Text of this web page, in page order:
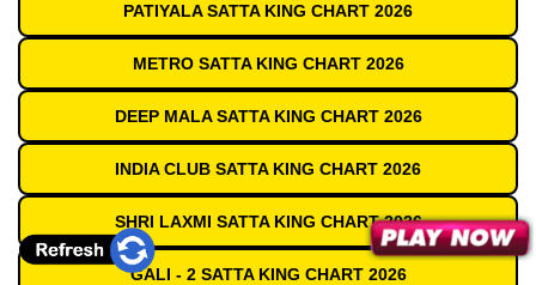
PATIYALA SATTA KING CHART 2026
METRO SATTA KING CHART 2026
DEEP MALA SATTA KING CHART 2026
INDIA CLUB SATTA KING CHART 2026
SHRI LAXMI SATTA KING CHART 2026
GALI - 2 SATTA KING CHART 2026